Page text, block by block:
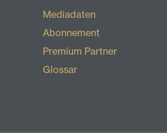
Mediadaten
Abonnement
Premium Partner
Glossar